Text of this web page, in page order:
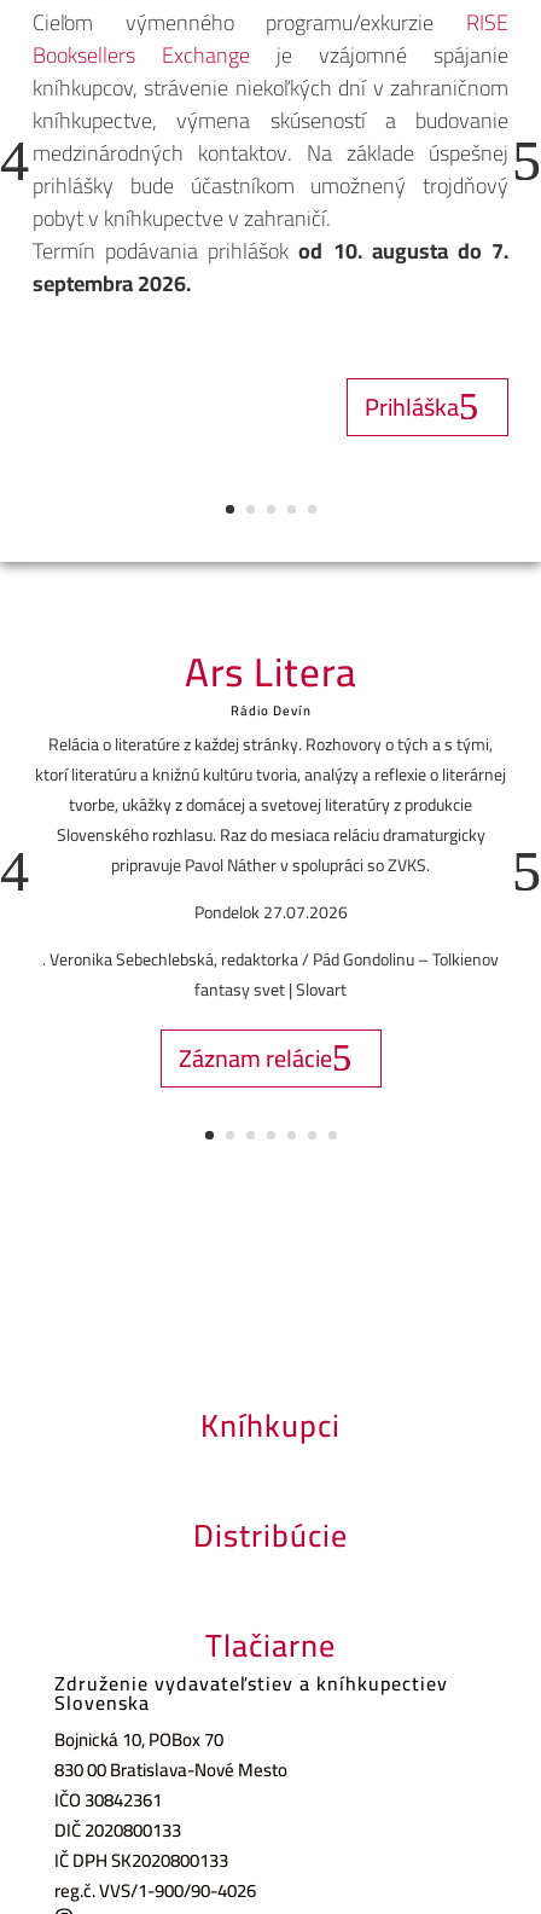
Cieľom výmenného programu/exkurzie RISE
Booksellers Exchange je vzájomné spájanie
kníhkupcov, strávenie niekoľkých dní v zahraničnom
kníhkupectve, výmena skúseností a budovanie
medzinárodných kontaktov. Na základe úspešnej
prihlášky bude účastníkom umožnený trojdňový
pobyt v kníhkupectve v zahraničí.
Termín podávania prihlášokod 10. augusta do 7.
septembra 2026.
Prihláška
Ars Litera
Rádio Devín
Relácia o literatúre z každej stránky. Rozhovory o tých a s tými,
ktorí literatúru a knižnú kultúru tvoria, analýzy a reflexie o literárnej
tvorbe, ukážky z domácej a svetovej literatúry z produkcie
Slovenského rozhlasu. Raz do mesiaca reláciudramaturgicky
pripravuje Pavol Náther v spolupráci so ZVKS.
Pondelok 27.07.2026
. Veronika Sebechlebská, redaktorka / Pád Gondolinu – Tolkienov
fantasy svet | Slovart
Záznam relácie
Kníhkupci
Distribúcie
Tlačiarne
Združenie vydavateľstiev a kníhkupectiev
Slovenska
Bojnická 10, POBox 70
830 00 Bratislava-Nové Mesto
IČO 30842361
DIČ 2020800133
IČ DPH SK2020800133
reg.č. VVS/1-900/90-4026